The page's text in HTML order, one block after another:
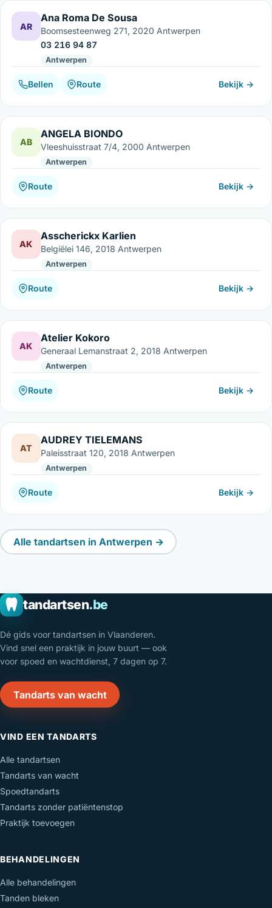
AR
Ana Roma De Sousa
Boomsesteenweg 271, 2020 Antwerpen
03 216 94 87
Antwerpen
Bellen Route Bekijk →
AB
ANGELA BIONDO
Vleeshuisstraat 7/4, 2000 Antwerpen
Antwerpen
Route Bekijk →
AK
Asscherickx Karlien
Belgiëlei 146, 2018 Antwerpen
Antwerpen
Route Bekijk →
AK
Atelier Kokoro
Generaal Lemanstraat 2, 2018 Antwerpen
Antwerpen
Route Bekijk →
AT
AUDREY TIELEMANS
Paleisstraat 120, 2018 Antwerpen
Antwerpen
Route Bekijk →
Alle tandartsen in Antwerpen →
tandartsen.be
Dé gids voor tandartsen in Vlaanderen.
Vind snel een praktijk in jouw buurt — ook
voor spoed en wachtdienst, 7 dagen op 7.
Tandarts van wacht
VIND EEN TANDARTS
Alle tandartsen
Tandarts van wacht
Spoedtandarts
Tandarts zonder patiëntenstop
Praktijk toevoegen
BEHANDELINGEN
Alle behandelingen
Tanden bleken